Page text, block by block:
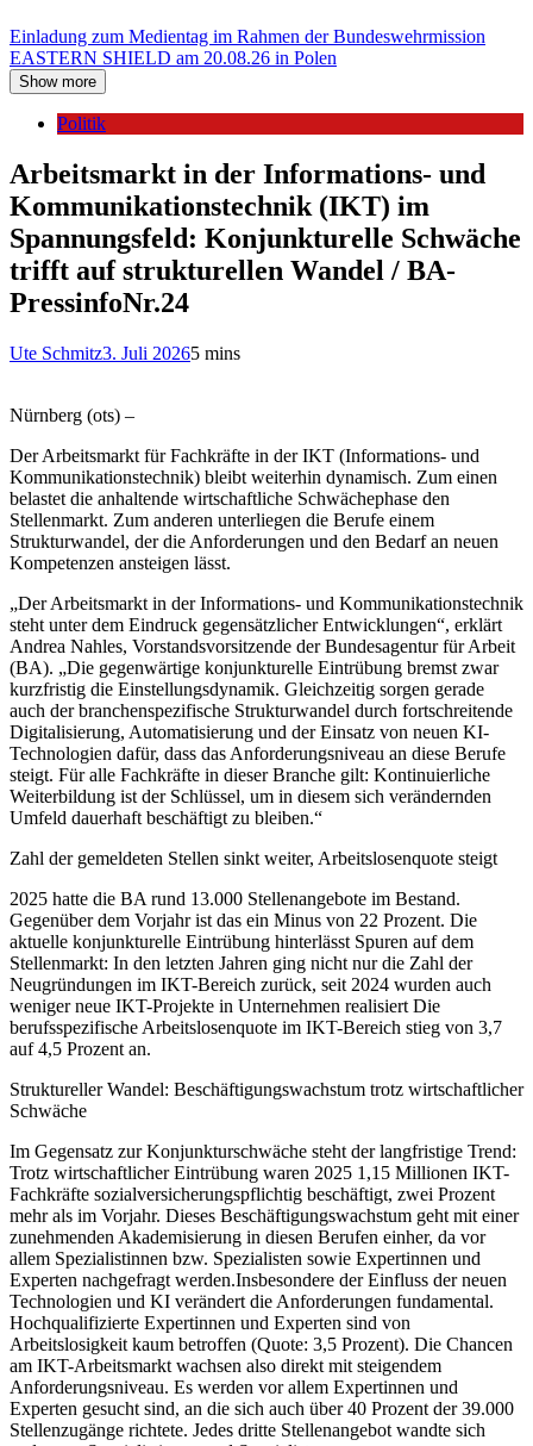
Einladung zum Medientag im Rahmen der Bundeswehrmission
EASTERN SHIELD am 20.08.26 in Polen
Show more
Politik
Arbeitsmarkt in der Informations- und
Kommunikationstechnik (IKT) im
Spannungsfeld: Konjunkturelle Schwäche
trifft auf strukturellen Wandel / BA-
PressinfoNr.24
Ute Schmitz3. Juli 20265 mins
Nürnberg (ots) –
Der Arbeitsmarkt für Fachkräfte in der IKT (Informations- und
Kommunikationstechnik) bleibt weiterhin dynamisch. Zum einen
belastet die anhaltende wirtschaftliche Schwächephase den
Stellenmarkt. Zum anderen unterliegen die Berufe einem
Strukturwandel, der die Anforderungen und den Bedarf an neuen
Kompetenzen ansteigen lässt.
„Der Arbeitsmarkt in der Informations- und Kommunikationstechnik
steht unter dem Eindruck gegensätzlicher Entwicklungen“, erklärt
Andrea Nahles, Vorstandsvorsitzende der Bundesagentur für Arbeit
(BA). „Die gegenwärtige konjunkturelle Eintrübung bremst zwar
kurzfristig die Einstellungsdynamik. Gleichzeitig sorgen gerade
auch der branchenspezifische Strukturwandel durch fortschreitende
Digitalisierung, Automatisierung und der Einsatz von neuen KI-
Technologien dafür, dass das Anforderungsniveau an diese Berufe
steigt. Für alle Fachkräfte in dieser Branche gilt: Kontinuierliche
Weiterbildung ist der Schlüssel, um in diesem sich verändernden
Umfeld dauerhaft beschäftigt zu bleiben.“
Zahl der gemeldeten Stellen sinkt weiter, Arbeitslosenquote steigt
2025 hatte die BA rund 13.000 Stellenangebote im Bestand.
Gegenüber dem Vorjahr ist das ein Minus von 22 Prozent. Die
aktuelle konjunkturelle Eintrübung hinterlässt Spuren auf dem
Stellenmarkt: In den letzten Jahren ging nicht nur die Zahl der
Neugründungen im IKT-Bereich zurück, seit 2024 wurden auch
weniger neue IKT-Projekte in Unternehmen realisiert Die
berufsspezifische Arbeitslosenquote im IKT-Bereich stieg von 3,7
auf 4,5 Prozent an.
Struktureller Wandel: Beschäftigungswachstum trotz wirtschaftlicher
Schwäche
Im Gegensatz zur Konjunkturschwäche steht der langfristige Trend:
Trotz wirtschaftlicher Eintrübung waren 2025 1,15 Millionen IKT-
Fachkräfte sozialversicherungspflichtig beschäftigt, zwei Prozent
mehr als im Vorjahr. Dieses Beschäftigungswachstum geht mit einer
zunehmenden Akademisierung in diesen Berufen einher, da vor
allem Spezialistinnen bzw. Spezialisten sowie Expertinnen und
Experten nachgefragt werden.Insbesondere der Einfluss der neuen
Technologien und KI verändert die Anforderungen fundamental.
Hochqualifizierte Expertinnen und Experten sind von
Arbeitslosigkeit kaum betroffen (Quote: 3,5 Prozent). Die Chancen
am IKT-Arbeitsmarkt wachsen also direkt mit steigendem
Anforderungsniveau. Es werden vor allem Expertinnen und
Experten gesucht sind, an die sich auch über 40 Prozent der 39.000
Stellenzugänge richtete. Jedes dritte Stellenangebot wandte sich